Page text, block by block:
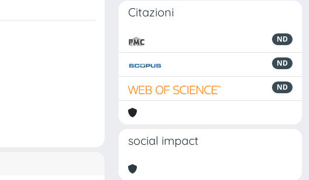
Citazioni
ND
ND
ND
social impact